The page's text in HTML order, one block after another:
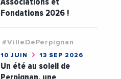
Fondations 2026 !
#VilleDePerpignan
10 JUIN 13 SEP 2026
Un été au soleil de